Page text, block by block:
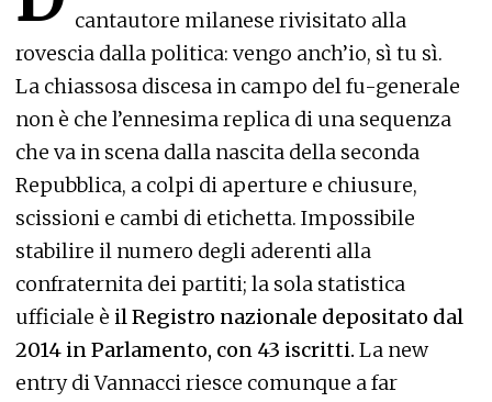
cantautore milanese rivisitato alla
rovescia dalla politica: vengo anch’io, sì tu sì.
La chiassosa discesa in campo del fu-generale
non è che l’ennesima replica di una sequenza
che va in scena dalla nascita della seconda
Repubblica, a colpi di aperture e chiusure,
scissioni e cambi di etichetta. Impossibile
stabilire il numero degli aderenti alla
confraternita dei partiti; la sola statistica
ufficiale è il Registro nazionale depositato dal
2014 in Parlamento, con 43 iscritti. La new
entry di Vannacci riesce comunque a far